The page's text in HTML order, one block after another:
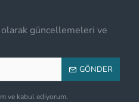
güncellemeleri ve
GÖNDER
ve kabul ediyorum.